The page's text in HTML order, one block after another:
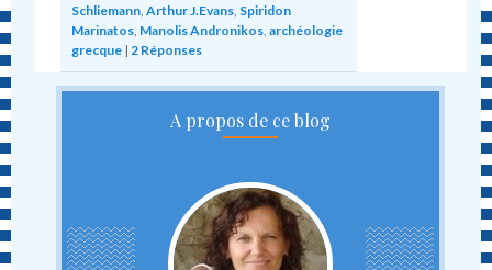
Schliemann ,Arthur J.Evans Spiridon
Marinatos Manolis Andronikos ,archéologie
grecque | 2 Réponses
A propos de ce blog